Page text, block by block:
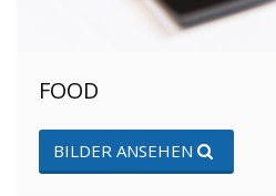
FOOD
BILDER ANSEHEN